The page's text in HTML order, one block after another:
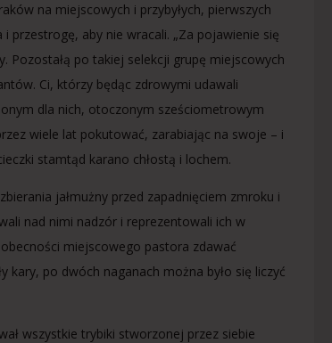
na miejscowych i przybyłych, pierwszych
aby nie wracali. „Za pojawienie się
Pozostałą po takiej selekcji grupę miejscowych
Ci, którzy będąc zdrowymi udawali
dla nich, otoczonym sześciometrowym
wiele lat pokutować, zarabiając na swoje – i
stamtąd karano chłostą i lochem.
jałmużny przed zapadnięciem zmroku i
nad nimi nadzór i reprezentowali ich w
miejscowego pastora zdawać
kary, po dwóch naganach można było się liczyć
wszystkie trybiki stworzonej przez siebie